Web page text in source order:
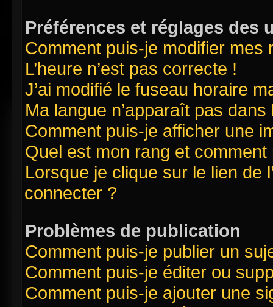
Préférences et réglages des
Comment puis-je modifier mes
L’heure n’est pas correcte !
J’ai modifié le fuseau horaire
Ma langue n’apparaît pas dans
Comment puis-je afficher une
Quel est mon rang et
Lorsque je clique sur le lien de
connecter ?
Problèmes de publication
Comment puis-je publier un
Comment puis-je éditer ou
Comment puis-je ajouter une